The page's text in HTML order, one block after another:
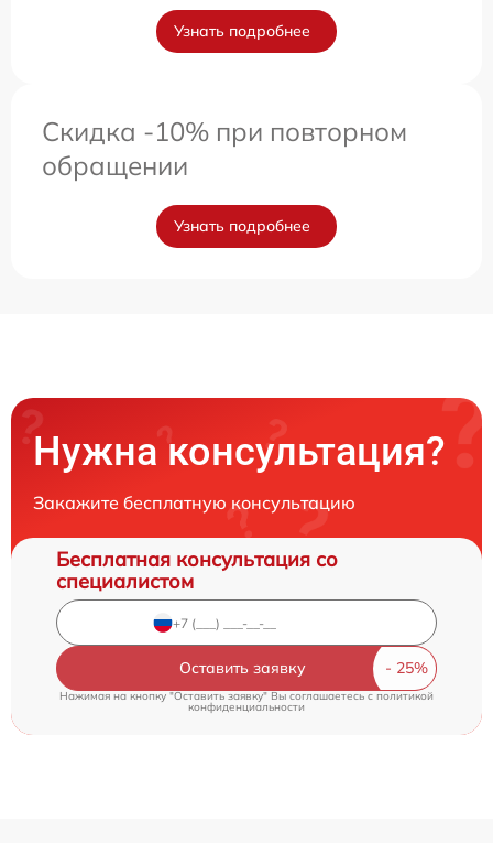
Узнать подробнее
Скидка -10% при повторном
обращении
Узнать подробнее
Нужна консультация?
Закажите бесплатную консультацию
Бесплатная консультация со
специалистом
Оставить заявку
Нажимая на кнопку "Оставить заявку" Вы соглашаетесь c политикой
конфиденциальности